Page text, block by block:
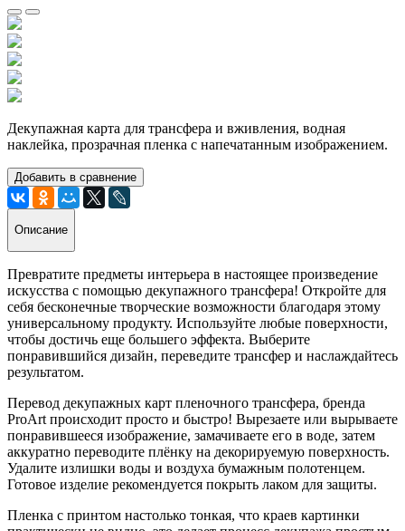
Декупажная карта для трансфера и вживления, водная
наклейка, прозрачная пленка с напечатанным изображением.
Добавить в сравнение
Описание
Превратите предметы интерьера в настоящее произведение
искусства с помощью декупажного трансфера! Откройте для
себя бесконечные творческие возможности благодаря этому
универсальному продукту. Используйте любые поверхности,
чтобы достичь еще большего эффекта. Выберите
понравившийся дизайн, переведите трансфер и наслаждайтесь
результатом.
Перевод декупажных карт пленочного трансфера, бренда
ProArt происходит просто и быстро! Вырезаете или вырываете
понравившееся изображение, замачиваете его в воде, затем
аккуратно переводите плёнку на декорируемую поверхность.
Удалите излишки воды и воздуха бумажным полотенцем.
Готовое изделие рекомендуется покрыть лаком для защиты.
Пленка с принтом настолько тонкая, что краев картинки